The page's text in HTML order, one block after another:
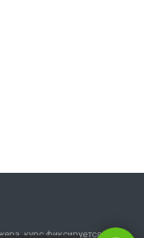
курс фиксируется на